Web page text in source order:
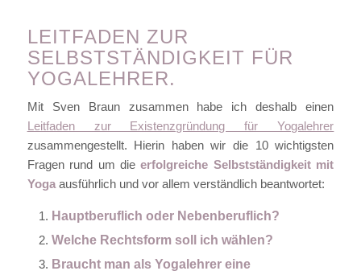
LEITFADEN ZUR
SELBSTSTÄNDIGKEIT FÜR
YOGALEHRER.
Mit Sven Braun zusammen habe ich deshalb einen
Leitfaden zur Existenzgründung für Yogalehrer
zusammengestellt. Hierin haben wir die 10 wichtigsten
Fragen rund um dieerfolgreiche Selbstständigkeit mit
Yogaausführlich und vor allem verständlich beantwortet:
Hauptberuflich oder Nebenberuflich?
Welche Rechtsform soll ich wählen?
Braucht man als Yogalehrer eine